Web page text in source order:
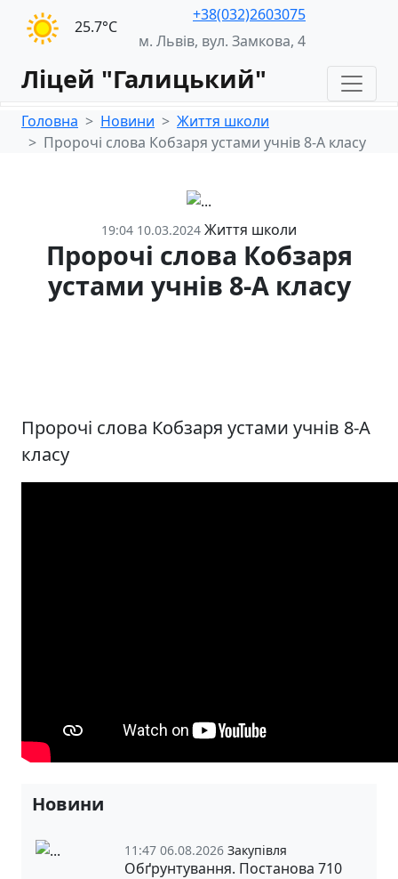
25.7°С
+38(032)2603075
м. Львів, вул. Замкова, 4
Ліцей "Галицький"
Головна Новини
Життя школи
Пророчі слова Кобзаря устами учнів 8-А класу
19:04 10.03.2024 Життя школи
Пророчі слова Кобзаря
устами учнів 8-А класу
Пророчі слова Кобзаря устами учнів 8-А
класу
Новини
11:47 06.08.2026 Закупівля
Обґрунтування. Постанова 710